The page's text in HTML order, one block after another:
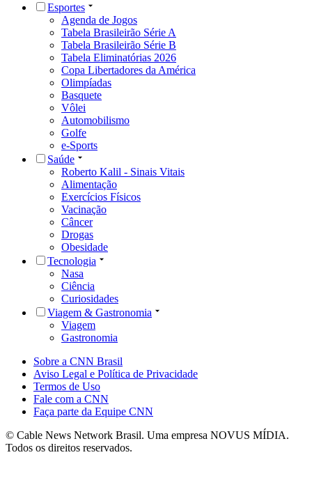
Esportes
Agenda de Jogos
Tabela Brasileirão Série A
Tabela Brasileirão Série B
Tabela Eliminatórias 2026
Copa Libertadores da América
Olimpíadas
Basquete
Vôlei
Automobilismo
Golfe
e-Sports
Saúde
Roberto Kalil - Sinais Vitais
Alimentação
Exercícios Físicos
Vacinação
Câncer
Drogas
Obesidade
Tecnologia
Nasa
Ciência
Curiosidades
Viagem & Gastronomia
Viagem
Gastronomia
Sobre a CNN Brasil
Aviso Legal e Política de Privacidade
Termos de Uso
Fale com a CNN
Faça parte da Equipe CNN
© Cable News Network Brasil. Uma empresa NOVUS MÍDIA.
Todos os direitos reservados.